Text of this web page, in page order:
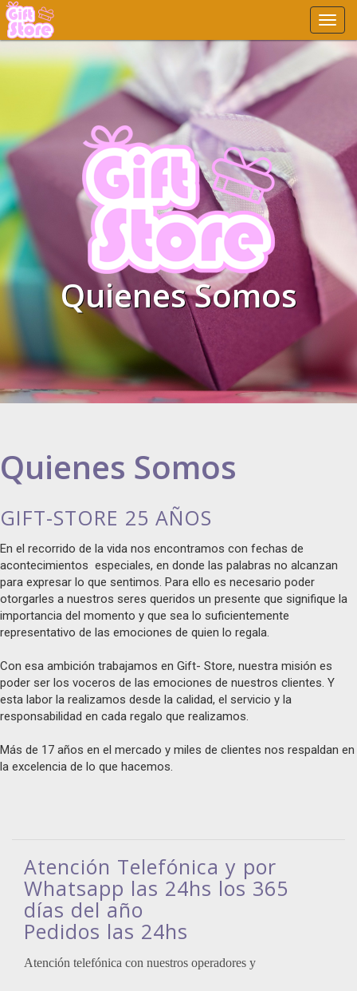
Main
Menu
Quienes Somos
Quienes Somos
GIFT-STORE 25 AÑOS
En el recorrido de la vida nos encontramos con fechas de
acontecimientos especiales, en donde las palabras no alcanzan
para expresar lo que sentimos. Para ello es necesario poder
otorgarles a nuestros seres queridos un presente que signifique la
importancia del momento y que sea lo suficientemente
representativo de las emociones de quien lo regala.
Con esa ambición trabajamos en Gift- Store, nuestra misión es
poder ser los voceros de las emociones de nuestros clientes. Y
esta labor la realizamos desde la calidad, el servicio y la
responsabilidad en cada regalo que realizamos.
Más de 17 años en el mercado y miles de clientes nos respaldan en
la excelencia de lo que hacemos.
Atención Telefónica y por
Whatsapp las 24hs los 365
días del año
Pedidos las 24hs
Atención telefónica con nuestros operadores y